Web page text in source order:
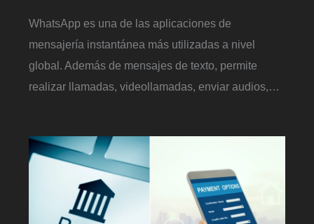
WhatsApp es una de las aplicaciones de
mensajería instantánea más utilizadas a nivel
global. Además de mensajes de texto, permite
realizar llamadas, videollamadas, enviar audios,…